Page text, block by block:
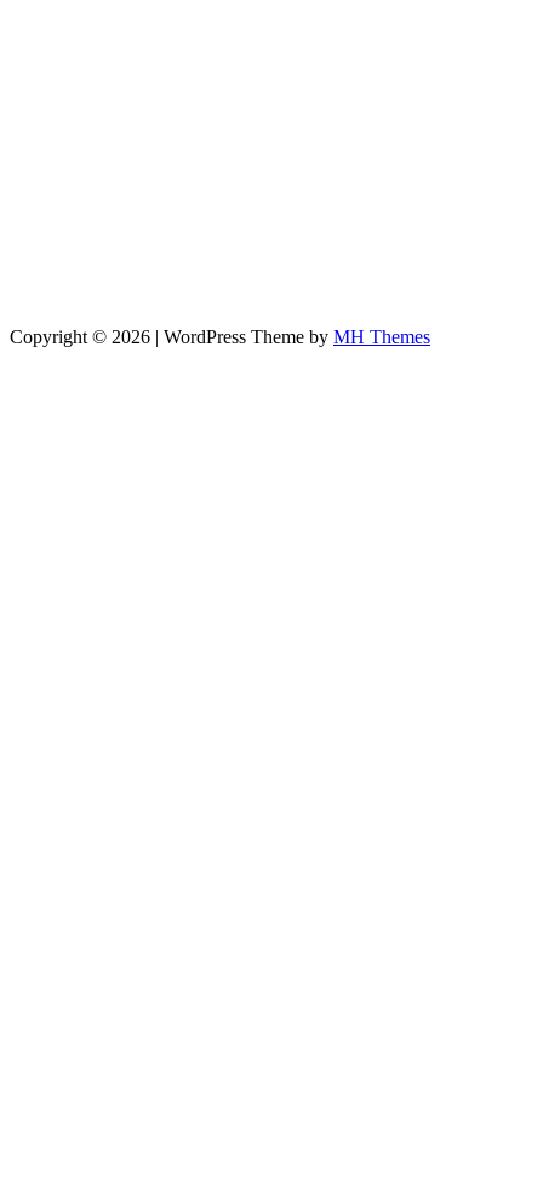
Copyright © 2026 | WordPress Theme by MH Themes